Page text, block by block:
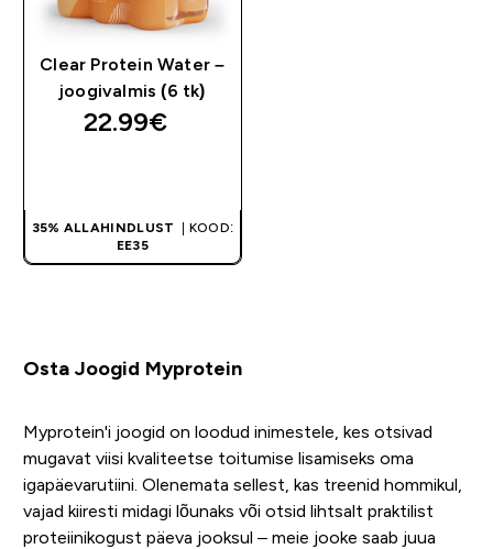
Clear Protein Water –
joogivalmis (6 tk)
22.99€‎
35% ALLAHINDLUST
| KOOD:
EE35
Osta Joogid Myprotein
Myprotein'i joogid on loodud inimestele, kes otsivad
mugavat viisi kvaliteetse toitumise lisamiseks oma
igapäevarutiini. Olenemata sellest, kas treenid hommikul,
vajad kiiresti midagi lõunaks või otsid lihtsalt praktilist
proteiinikogust päeva jooksul – meie jooke saab juua